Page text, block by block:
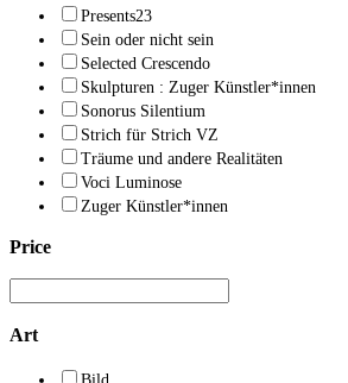
Presents23
Sein oder nicht sein
Selected Crescendo
Skulpturen : Zuger Künstler*innen
Sonorus Silentium
Strich für Strich VZ
Träume und andere Realitäten
Voci Luminose
Zuger Künstler*innen
Price
Art